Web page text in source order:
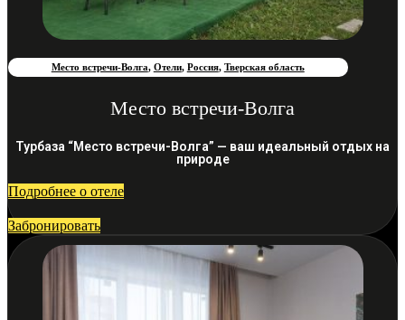
Место встречи-Волга, Отели, Россия, Тверская область
Место встречи-Волга
Турбаза “Место встречи-Волга” — ваш идеальный отдых на
природе
Подробнее о отеле
Забронировать